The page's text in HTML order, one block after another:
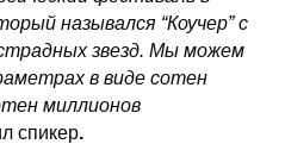
назывался “Коучер” с
звезд. Мы можем
в виде сотен
миллионов
спикер.